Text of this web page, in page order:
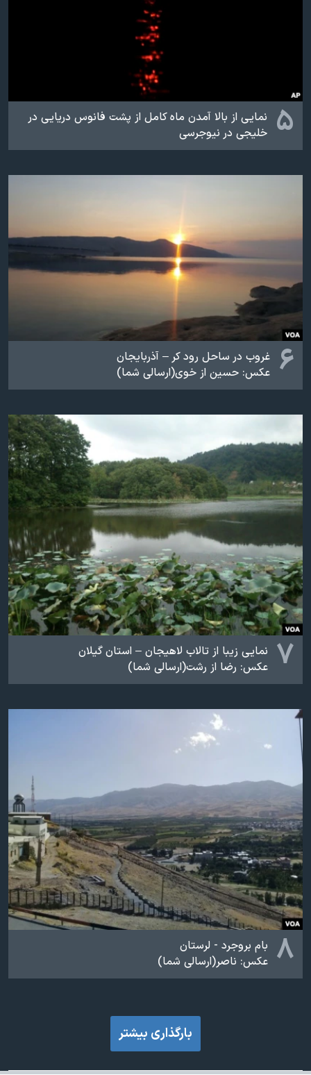
۵
نمایی از بالا آمدن ماه کامل از پشت فانوس دریایی در
خلیجی در نیوجرسی
۶ غروب در ساحل رود کر – آذربایجان
عکس: حسین از خوی(ارسالی شما)
۷ نمایی زیبا از تالاب لاهیجان – استان گیلان
عکس: رضا از رشت(ارسالی شما)
۸ بام بروجرد - لرستان
عکس: ناصر(ارسالی شما)
بارگذاری بیشتر